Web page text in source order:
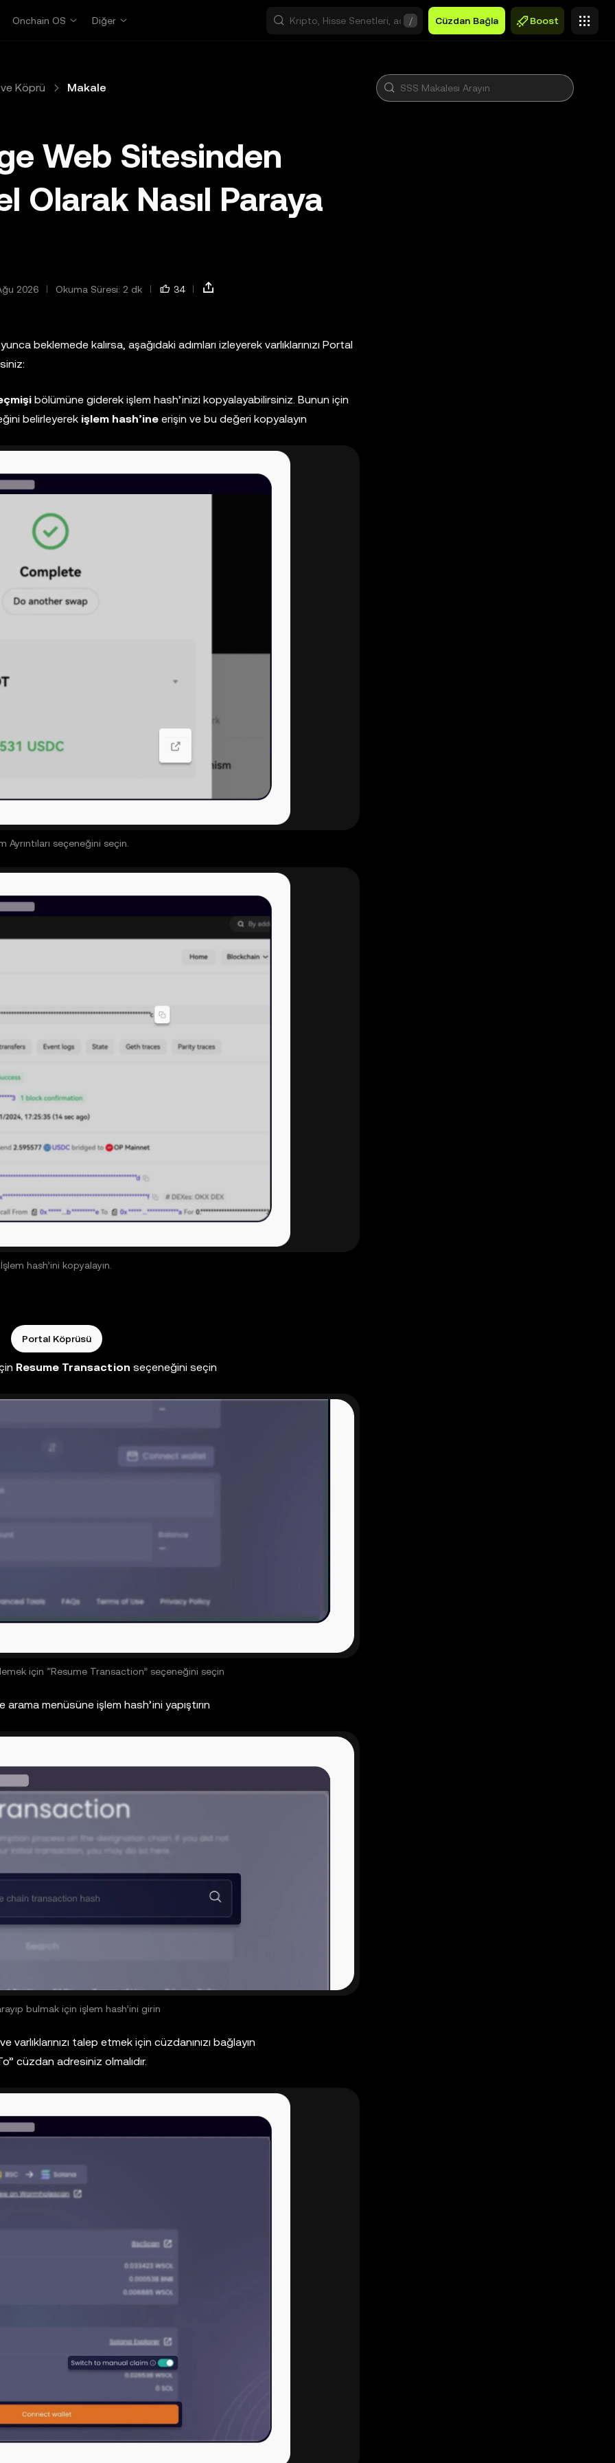
Onchain OS Diğer / Cüzdan Bağla Boost
Köprü Makale
Web Sitesinden
Olarak Nasıl Paraya
2026 Okuma Süresi: 2 dk 34
beklemede kalırsa, aşağıdaki adımları izleyerek varlıklarınızı Portal
bölümüne giderek işlem hash’inizi kopyalayabilirsiniz. Bunun için
belirleyerek işlem hash’ine erişin ve bu değeri kopyalayın
Ayrıntıları seçeneğini seçin.
İşlem hash’ini kopyalayın.
Portal Köprüsü
Resume Transaction seçeneğini seçin
için “Resume Transaction” seçeneğini seçin
menüsüne işlem hash’ini yapıştırın
bulmak için işlem hash’ini girin
talep etmek için cüzdanınızı bağlayın
cüzdan adresiniz olmalıdır.